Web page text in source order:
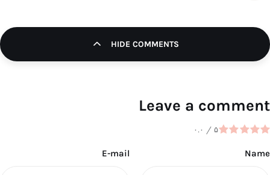
HIDE COMMENTS
Leave a comment
۰.۰ / ۵
Name
E-mail